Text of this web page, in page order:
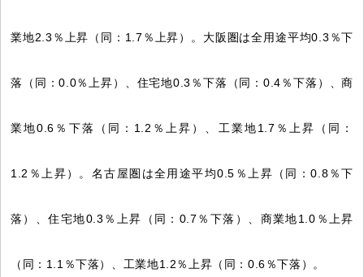
業地2.3％上昇（同：1.7％上昇）。大阪圏は全用途平均0.3％下
落（同：0.0％上昇）、住宅地0.3％下落（同：0.4％下落）、商
業地0.6％下落（同：1.2％上昇）、工業地1.7％上昇（同：
1.2％上昇）。名古屋圏は全用途平均0.5％上昇（同：0.8％下
落）、住宅地0.3％上昇（同：0.7％下落）、商業地1.0％上昇
（同：1.1％下落）、工業地1.2％上昇（同：0.6％下落）。